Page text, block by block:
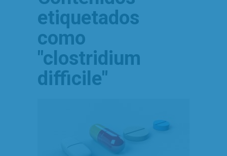
etiquetados
como
"clostridium
difficile"